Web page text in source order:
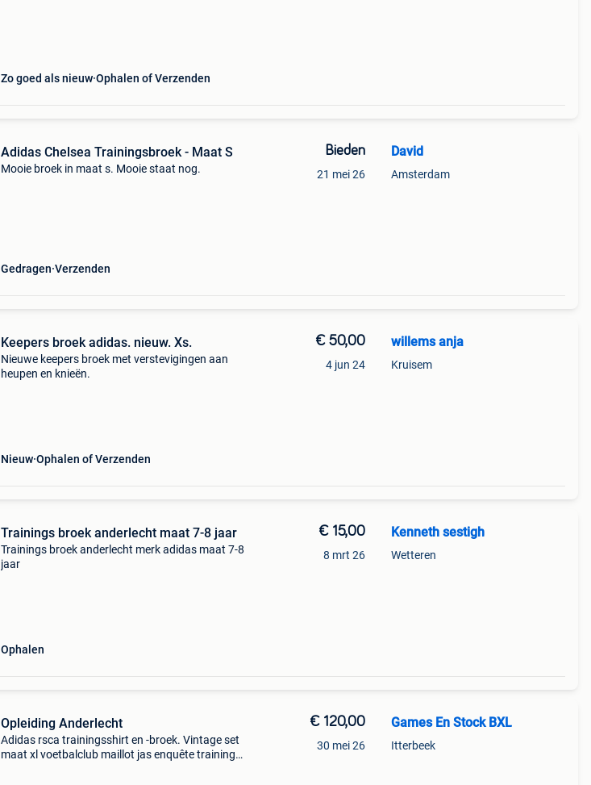
Zo goed als nieuw Ophalen of Verzenden
Adidas Chelsea Trainingsbroek - Maat S
Mooie broek in maat s. Mooie staat nog.
Gedragen Verzenden
Bieden
21 mei 26
David
Amsterdam
Keepers broek adidas. nieuw. Xs.
Nieuwe keepers broek met verstevigingen aan
heupen en knieën.
Nieuw Ophalen of Verzenden
€ 50,00
4 jun 24
willems anja
Kruisem
Trainings broek anderlecht maat 7-8 jaar
Trainings broek anderlecht merk adidas maat 7-8
jaar
Ophalen
€ 15,00
8 mrt 26
Kenneth sestigh
Wetteren
Opleiding Anderlecht
Adidas rsca trainingsshirt en -broek. Vintage set
maat xl voetbalclub maillot jas enquête training
€ 120,00
30 mei 26
Games En Stock BXL
Itterbeek